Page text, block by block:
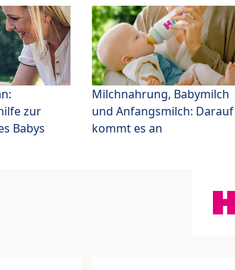
zur
Babys
Milchnahrung, Babymilch
und Anfangsmilch: Darauf
kommt es an